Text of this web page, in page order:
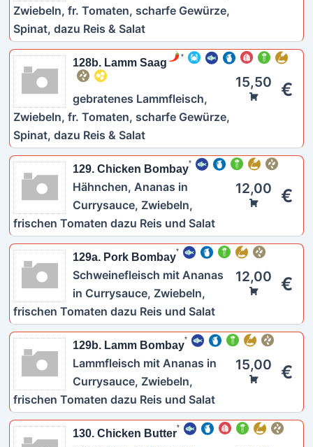
Zwiebeln, fr. Tomaten, scharfe Gewürze,
Spinat, dazu Reis & Salat
128b. Lamm Saag
15,50 €
gebratenes Lammfleisch,
Zwiebeln, fr. Tomaten, scharfe Gewürze,
Spinat, dazu Reis & Salat
129. Chicken Bombay
12,00 €
Hähnchen, Ananas in
Currysauce, Zwiebeln,
frischen Tomaten dazu Reis und Salat
129a. Pork Bombay
12,00 €
Schweinefleisch mit Ananas
in Currysauce, Zwiebeln,
frischen Tomaten dazu Reis und Salat
129b. Lamm Bombay
15,00 €
Lammfleisch mit Ananas in
Currysauce, Zwiebeln,
frischen Tomaten dazu Reis und Salat
130. Chicken Butter